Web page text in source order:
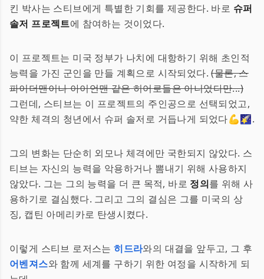
킨 박사는 스티브에게 특별한 기회를 제공한다. 바로 슈퍼
솔저 프로젝트에 참여하는 것이었다.
이 프로젝트는 미국 정부가 나치에 대항하기 위해 초인적
능력을 가진 군인을 만들 계획으로 시작되었다.(물론, 스
파이더맨이나 아이언맨 같은 히어로들은 아니었다만...)
그런데, 스티브는 이 프로젝트의 주인공으로 선택되었고,
약한 체격의 청년에서 슈퍼 솔저로 거듭나게 되었다💪🌠.
그의 변화는 단순히 외모나 체격에만 국한되지 않았다. 스
티브는 자신의 능력을 악용하거나 뽐내기 위해 사용하지
않았다. 그는 그의 능력을 더 큰 목적, 바로 정의를 위해 사
용하기로 결심했다. 그리고 그의 결심은 그를 미국의 상
징, 캡틴 아메리카로 탄생시켰다.
이렇게 스티브 로저스는히드라와의 대결을 앞두고, 그 후
어벤져스와 함께 세계를 구하기 위한 여정을 시작하게 되